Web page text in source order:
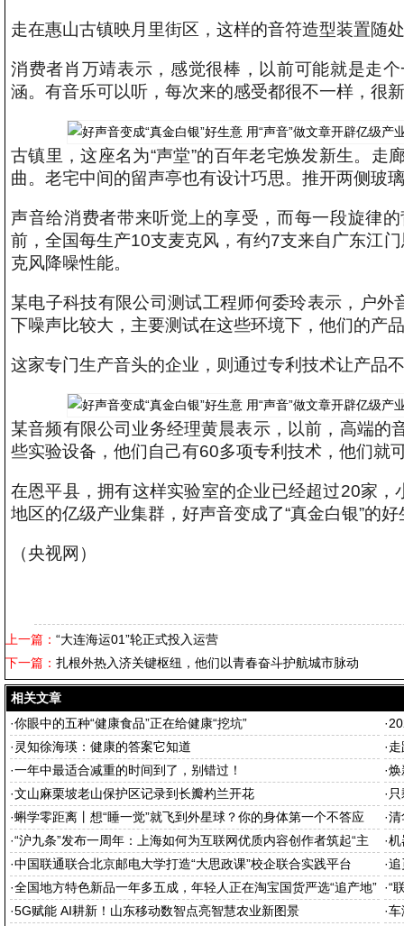
走在惠山古镇映月里街区，这样的音符造型装置随
消费者肖万靖表示，感觉很棒，以前可能就是走
涵。有音乐可以听，每次来的感受都很不一样，很
古镇里，这座名为“声堂”的百年老宅焕发新生。
曲。老宅中间的留声亭也有设计巧思。推开两侧玻
声音给消费者带来听觉上的享受，而每一段旋律
前，全国每生产10支麦克风，有约7支来自广东江
克风降噪性能。
某电子科技有限公司测试工程师何委玲表示，户
下噪声比较大，主要测试在这些环境下，他们的产
这家专门生产音头的企业，则通过专利技术让产品
某音频有限公司业务经理黄晨表示，以前，高端的
些实验设备，他们自己有60多项专利技术，他们就
在恩平县，拥有这样实验室的企业已经超过20家
地区的亿级产业集群，好声音变成了“真金白银”的好
（央视网）
上一篇： “大连海运01”轮正式投入运营
下一篇： 扎根外热入济关键枢纽，他们以青春奋斗护航城市脉动
相关文章
·你眼中的五种“健康食品”正在给健康“挖坑” ·
· 灵知徐海瑛：健康的答案它知道 ·
·一年中最适合减重的时间到了，别错过！ ·焕
·文山麻栗坡老山保护区记录到长瓣杓兰开花 ·
·蝌学零距离丨想“睡一觉”就飞到外星球？你的身体第一个不答应 ·清
·“沪九条”发布一周年：上海如何为互联网优质内容创作者筑起“主
场”
·机
·中国联通联合北京邮电大学打造“大思政课”校企联合实践平台 ·追
·全国地方特色新品一年多五成，年轻人正在淘宝国货严选“追产地” ·“
·5G赋能 AI耕新！山东移动数智点亮智慧农业新图景 ·车